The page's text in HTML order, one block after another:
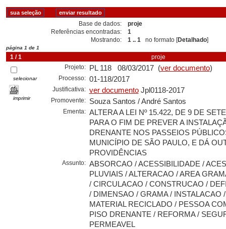
Base de dados:
proje
Referências encontradas:
1
Mostrando:
1 .. 1 no formato [Detalhado]
página 1 de 1
1 / 1 proje
selecionar
imprimir
Projeto: PL 118 08/03/2017 (ver documento)
Processo: 01-118/2017
Justificativa: ver documentoJpl0118-2017
Promovente: Souza Santos / André Santos
Ementa: ALTERA A LEI Nº 15.422, DE 9 DE
PARA O FIM DE PREVER A
DRENANTE NOS PASSEIOS
MUNICÍPIO DE SÃO PAULO, E DÁ
PROVIDÊNCIAS
Assunto: ABSORCAO / ACESSIBILIDADE /
PLUVIAIS / ALTERACAO / AREA
/ CIRCULACAO / CONSTRUCAO /
/ DIMENSAO / GRAMA / INSTALACAO
MATERIAL RECICLADO / PESSOA
PISO DRENANTE / REFORMA /
PERMEAVEL